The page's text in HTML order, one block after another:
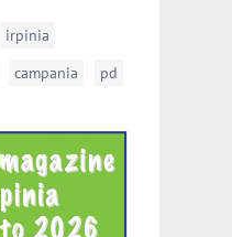
irpinia
campania
pd